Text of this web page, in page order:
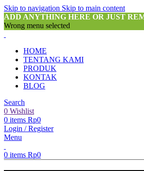
Skip to navigation Skip to main content
ADD ANYTHING HERE OR JUST
Wrong menu selected
HOME
TENTANG KAMI
PRODUK
KONTAK
BLOG
Search
0 Wishlist
0 items Rp0
Login / Register
Menu
0 items Rp0